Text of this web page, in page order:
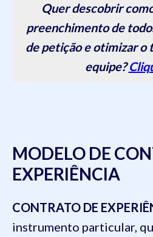
Quer descobrir
preenchimento de
de petição e otimizar o
equipe?
MODELO DE
EXPERIÊNCIA
CONTRATO DE
instrumento particular,